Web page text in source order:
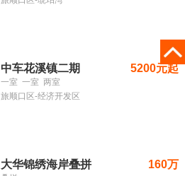
中车花溪镇二期 5200元起
一室一室两室
旅顺口区-经济开发区
大华锦绣海岸叠拼 160万